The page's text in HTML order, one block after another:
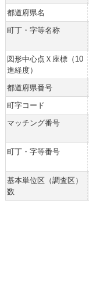
都道府県名
町丁・字等名称
図形中心点Ｘ座標（10
進経度）
都道府県番号
町字コード
マッチング番号
町丁・字等番号
基本単位区（調査区）
数